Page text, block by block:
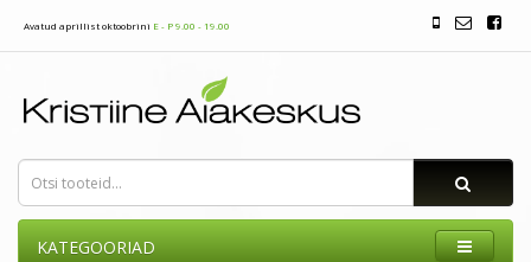
Avatud aprillist oktoobrini E - P 9.00 - 19.00
KATEGOORIAD